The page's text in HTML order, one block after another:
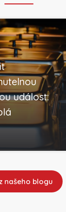
událost:
našeho blogu